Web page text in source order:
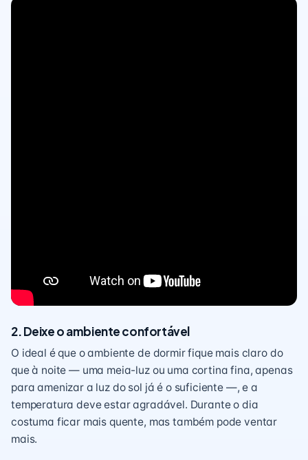
2. Deixe o ambiente confortável
O ideal é que o ambiente de dormir fique mais claro do
que à noite — uma meia-luz ou uma cortina fina, apenas
para amenizar a luz do sol já é o suficiente —, e a
temperatura deve estar agradável. Durante o dia
costuma ficar mais quente, mas também pode ventar
mais.